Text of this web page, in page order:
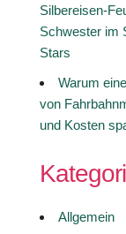
Silbereisen-
Schwester im
Stars
Warum
von
und Kosten
Allgemein